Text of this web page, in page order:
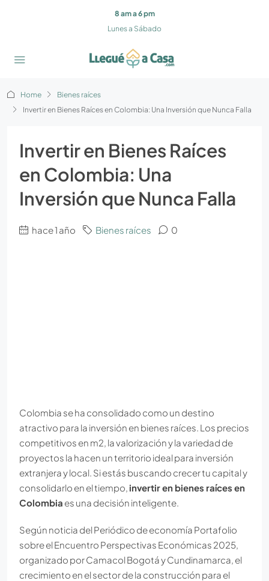
8 am a 6 pm
Lunes a Sábado
Home
Bienes raíces
Invertir en Bienes Raíces en Colombia: Una Inversión que Nunca Falla
Invertir en Bienes Raíces
en Colombia: Una
Inversión que Nunca Falla
hace 1 año Bienes raíces 0
Colombia se ha consolidado como un destino
atractivo para la inversión en bienes raíces. Los precios
competitivos en m2, la valorización y la variedad de
proyectos la hacen un territorio ideal para inversión
extranjera y local. Si estás buscando crecer tu capital y
consolidarlo en el tiempo, invertir en bienes raíces en
Colombia es una decisión inteligente.
Según noticia del Periódico de economía Portafolio
sobre el Encuentro Perspectivas Económicas 2025,
organizado por Camacol Bogotá y Cundinamarca, el
crecimiento en el sector de la construcción para el